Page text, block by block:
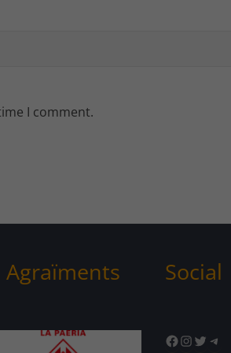
I comment.
Agraïments Social
Facebook
Twitter